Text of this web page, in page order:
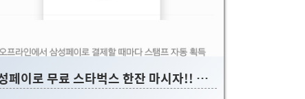
삼성페이로 무료 스타벅스 한잔 마시자!! 오늘까지~